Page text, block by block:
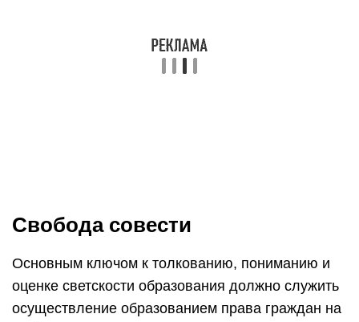
Свобода совести
Основным ключом к толкованию, пониманию и
оценке светскости образования должно служить
осуществление образованием права граждан на